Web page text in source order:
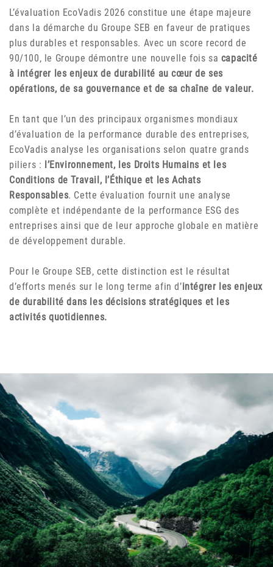
L’évaluation EcoVadis 2026 constitue une étape majeure
dans la démarche du Groupe SEB en faveur de pratiques
plus durables et responsables. Avec un score record de
90/100, le Groupe démontre une nouvelle fois sa capacité
à intégrer les enjeux de durabilité au cœur de ses
opérations, de sa gouvernance et de sa chaîne de valeur.
En tant que l’un des principaux organismes mondiaux
d’évaluation de la performance durable des entreprises,
EcoVadis analyse les organisations selon quatre grands
piliers : l’Environnement, les Droits Humains et les
Conditions de Travail, l’Éthique et les Achats
Responsables. Cette évaluation fournit une analyse
complète et indépendante de la performance ESG des
entreprises ainsi que de leur approche globale en matière
de développement durable.
Pour le Groupe SEB, cette distinction est le résultat
d’efforts menés sur le long terme afin d’intégrer les enjeux
de durabilité dans les décisions stratégiques et les
activités quotidiennes.